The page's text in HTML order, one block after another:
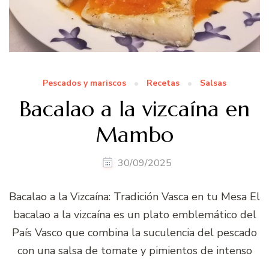
Pescados y mariscos Recetas Salsas
Bacalao a la vizcaína en
Mambo
30/09/2025
Bacalao a la Vizcaína: Tradición Vasca en tu Mesa El
bacalao a la vizcaína es un plato emblemático del
País Vasco que combina la suculencia del pescado
con una salsa de tomate y pimientos de intenso